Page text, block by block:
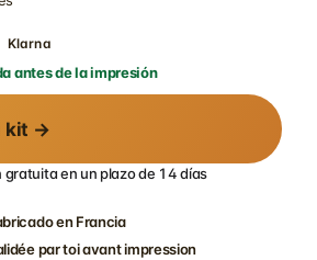
Klarna
antes de la impresión
kit →
gratuita en un plazo de 14 días
en Francia
par toi avant impression